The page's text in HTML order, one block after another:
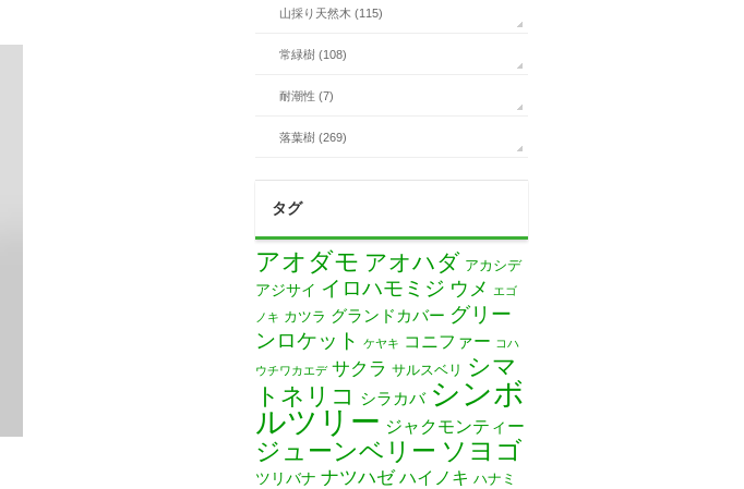
山採り天然木 (115)
常緑樹 (108)
耐潮性 (7)
落葉樹 (269)
タグ
アオダモ アオハダ アカシデ
アジサイ イロハモミジ ウメ
エゴ
ノキ カツラ グランドカバー グリー
ンロケット
ケヤキ コニファー コハ
ウチワカエデ サクラ サルスベリ シマ
トネリコ
シラカバ シンボ
ルツリー ジャクモンティー
ジューンベリー ソヨゴ
ツリバナ ナツハゼ ハイノキ ハナミ